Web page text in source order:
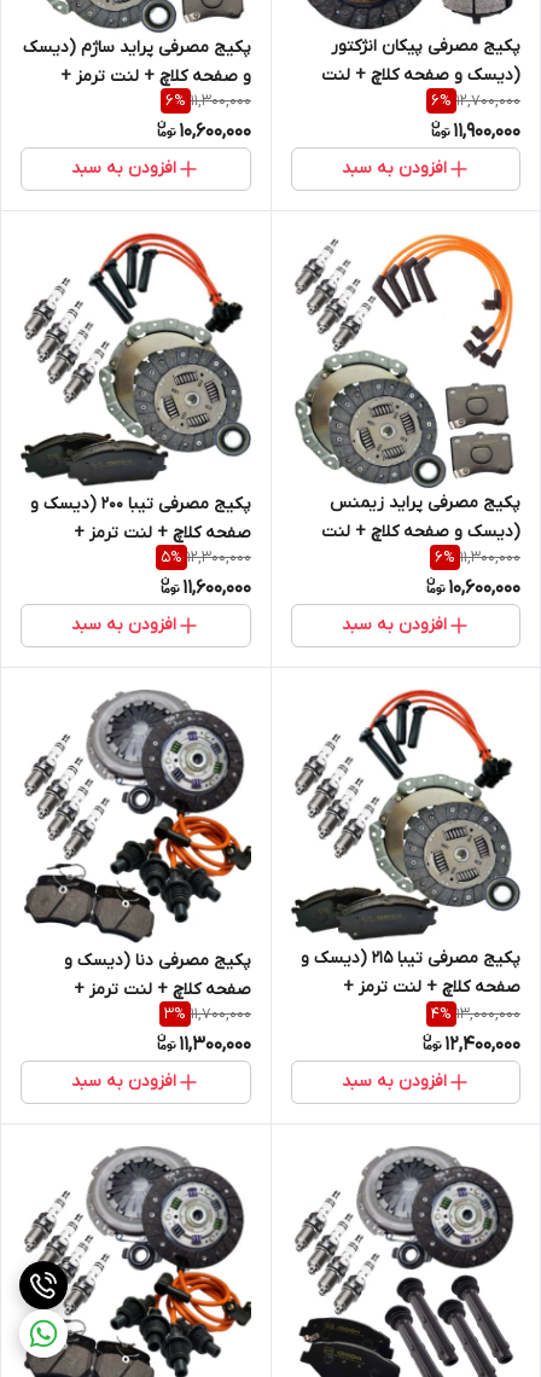
پکیج مصرفی پیکان انژکتور
(دیسک و صفحه کلاچ + لنت
ترمز + وایرشمع تقویتی + شمع )
12,700,000
6%
11,900,000
افزودن به سبد
پکیج مصرفی پراید ساژم (دیسک
و صفحه کلاچ + لنت ترمز +
وایرشمع تقویتی + شمع )
11,300,000
6%
10,600,000
افزودن به سبد
پکیج مصرفی پراید زیمنس
(دیسک و صفحه کلاچ + لنت
ترمز + وایرشمع تقویتی + شمع )
11,300,000
6%
10,600,000
افزودن به سبد
پکیج مصرفی تیبا 200 (دیسک و
صفحه کلاچ + لنت ترمز +
وایرشمع تقویتی + شمع )
12,300,000
5%
11,600,000
افزودن به سبد
پکیج مصرفی تیبا 215 (دیسک و
صفحه کلاچ + لنت ترمز +
وایرشمع تقویتی + شمع )
13,000,000
4%
12,400,000
افزودن به سبد
پکیج مصرفی دنا (دیسک و
صفحه کلاچ + لنت ترمز +
وایرشمع تقویتی + شمع )
11,700,000
3%
11,300,000
افزودن به سبد